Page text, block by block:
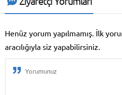
modellerden biri. Pekala
kadar sağlamdı?
Henüz yorum yapılmamış. İlk
aracılığıyla siz yapabilirsiniz.